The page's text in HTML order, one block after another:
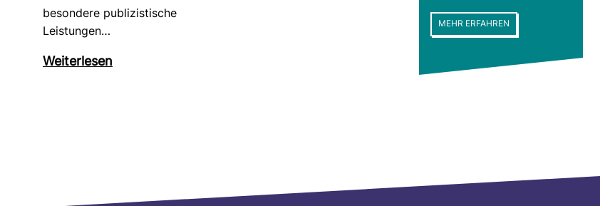
beson­dere publi­zis­ti­sche
Leis­tungen…
Wei­ter­lesen
MEHR ERFAHREN